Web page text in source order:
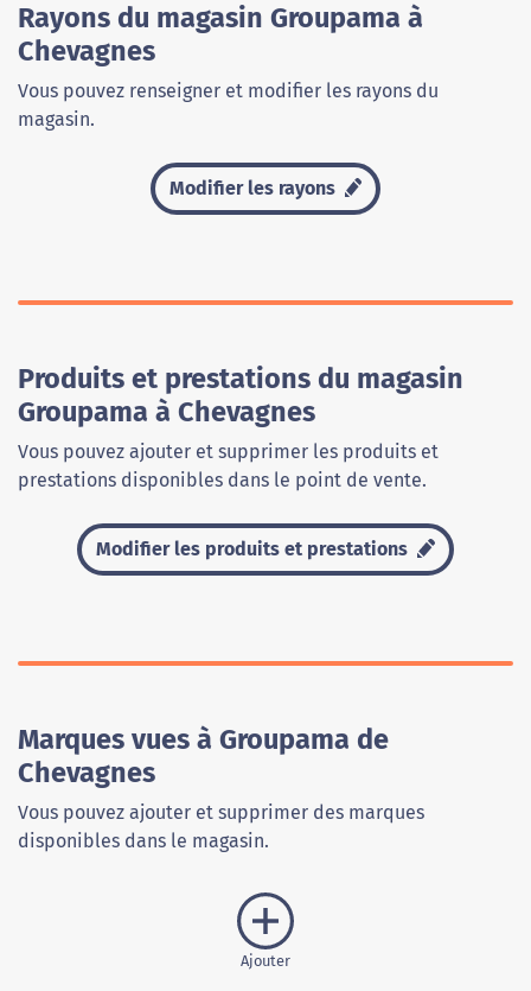
Rayons du magasin Groupama à
Chevagnes
Vous pouvez renseigner et modifier les rayons du
magasin.
Modifier les rayons
Produits et prestations du magasin
Groupama à Chevagnes
Vous pouvez ajouter et supprimer les produits et
prestations disponibles dans le point de vente.
Modifier les produits et prestations
Marques vues à Groupama de
Chevagnes
Vous pouvez ajouter et supprimer des marques
disponibles dans le magasin.
Ajouter